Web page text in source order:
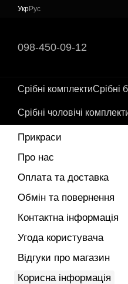
Перейти до основного контенту
УкрРус
098-450-09-12
Срібні комплектиСрібні
Срібні чоловічі
Прикраси
Про нас
Оплата та доставка
Обмін та повернення
Контактна інформація
Угода користувача
Відгуки про магазин
Корисна інформація